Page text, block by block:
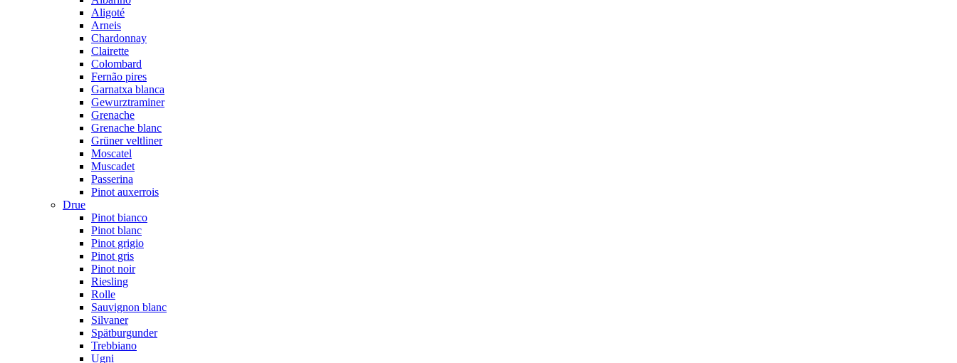
Aligoté
Arneis
Chardonnay
Clairette
Colombard
Fernão pires
Garnatxa blanca
Gewurztraminer
Grenache
Grenache blanc
Grüner veltliner
Moscatel
Muscadet
Passerina
Pinot auxerrois
Drue
Pinot bianco
Pinot blanc
Pinot grigio
Pinot gris
Pinot noir
Riesling
Rolle
Sauvignon blanc
Silvaner
Spätburgunder
Trebbiano
Ugni